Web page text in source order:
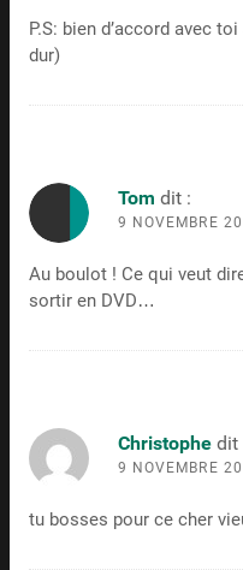
P.S: bien d’accord avec
dur)
Tom dit :
9 NOVEMBRE
Au boulot ! Ce qui veut
sortir en DVD…
Christophe dit
9 NOVEMBRE
tu bosses pour ce cher